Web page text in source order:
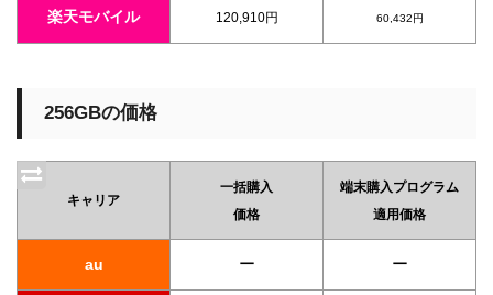
楽天モバイル 120,910円 60,432円
256GBの価格
キャリア
一括購入
価格
端末購入プログラム
適用価格
au ー ー